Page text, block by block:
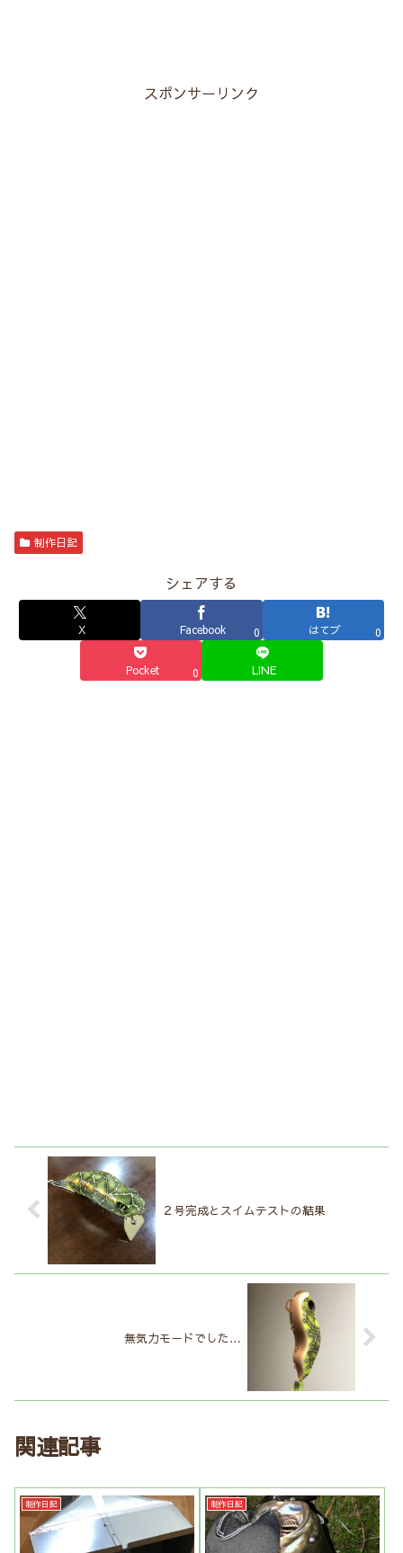
スポンサーリンク
制作日記
シェアする
X Facebook 0 はてブ 0
Pocket 0 LINE
２号完成とスイムテストの結果
無気力モードでした…
関連記事
制作日記 制作日記